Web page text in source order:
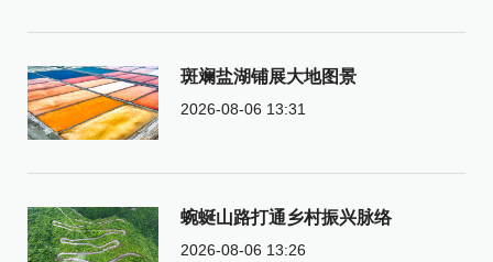
斑斓盐湖铺展大地图景
2026-08-06 13:31
蜿蜒山路打通乡村振兴脉络
2026-08-06 13:26